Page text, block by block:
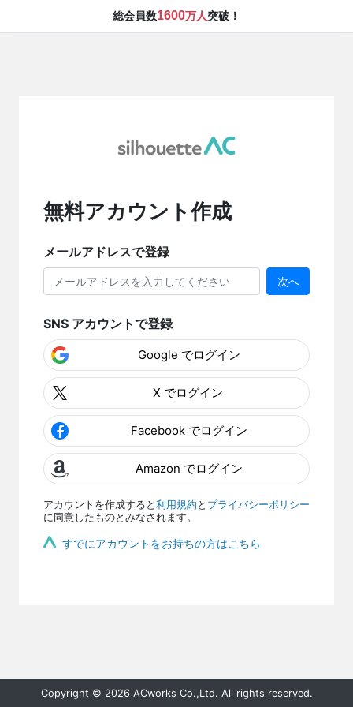
総会員数1600万人突破！
無料アカウント作成
メールアドレスで登録
次へ
SNS アカウントで登録
Google でログイン
X でログイン
Facebook でログイン
Amazon でログイン
アカウントを作成すると 利用規約 と プライバシーポリシー
に同意したものとみなされます。
すでにアカウントをお持ちの方はこちら
Copyright © 2026 ACworks Co.,Ltd. All rights reserved.